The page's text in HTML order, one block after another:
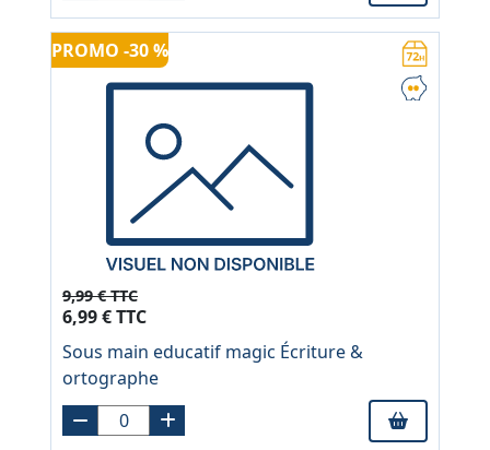
PROMO -30 %
9,99 € TTC
6,99 € TTC
Sous main educatif magic Écriture &
ortographe